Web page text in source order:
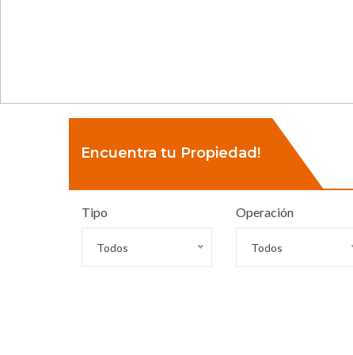
Encuentra tu Propiedad!
Tipo
Todos
Operación
Todos